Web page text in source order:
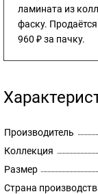
ламината из
фаску.
960 ₽ за пачку.
Производитель
Коллекция
Размер
Страна